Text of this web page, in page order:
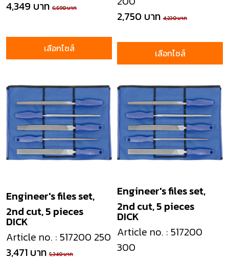
4,349 บาท 6,690 บาท
เลือกไซส์
2,750 บาท 4,230 บาท
เลือกไซส์
DICK
Engineer's files set,
2nd cut, 5 pieces
Article no. : 517200 250
3,471 บาท 5,340 บาท
DICK
Engineer's files set,
2nd cut, 5 pieces
Article no. : 517200
300